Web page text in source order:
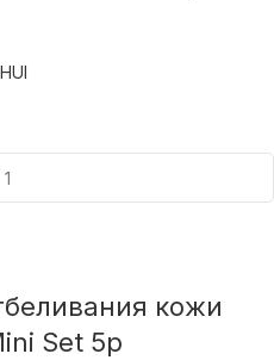
кожи
Set 5p